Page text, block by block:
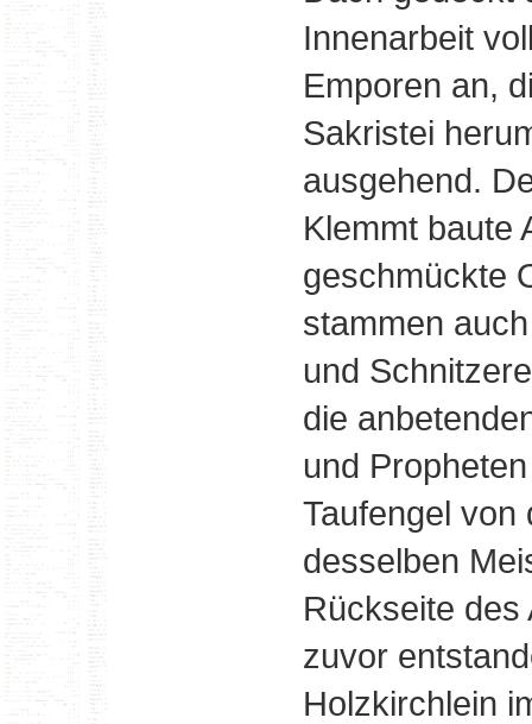
Innenarbeit
Emporen an,
Sakristei
ausgehend.
Klemmt baute
geschmückte
stammen
und
die
und
Taufengel von
desselben
Rückseite des
zuvor
Holzkirchlein